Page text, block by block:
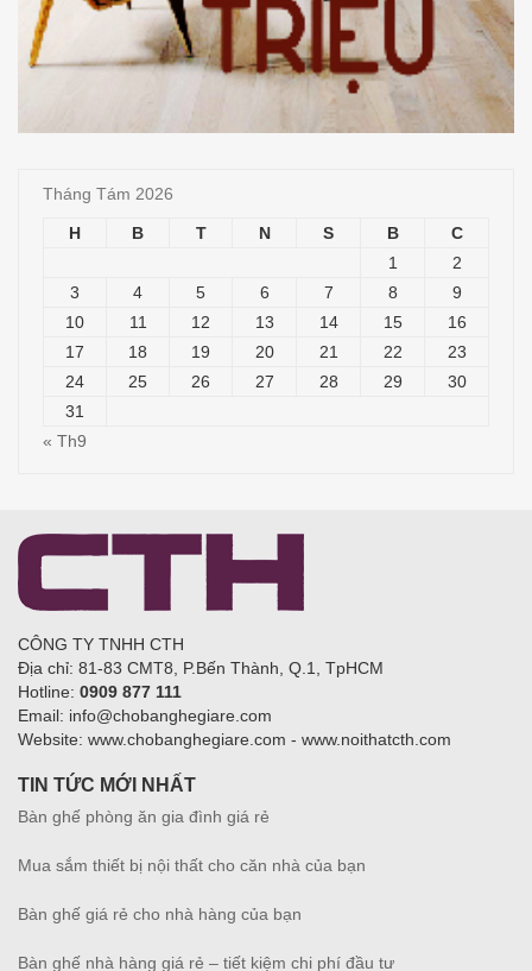
Tháng Tám 2026
H B T N S B
C
1
2
3
4 5 6 7 8
9
10
11 12 13 14 15
16
17
18 19 20 21 22
23
24
25 26 27 28 29
30
31
« Th9
CÔNG TY TNHH CTH
Địa chỉ: 81-83 CMT8, P.Bến Thành, Q.1, TpHCM
Hotline: 0909 877 111
Email: info@chobanghegiare.com
Website: www.chobanghegiare.com - www.noithatcth.com
TIN TỨC MỚI NHẤT
Bàn ghế phòng ăn gia đình giá rẻ
Mua sắm thiết bị nội thất cho căn nhà của bạn
Bàn ghế giá rẻ cho nhà hàng của bạn
Bàn ghế nhà hàng giá rẻ – tiết kiệm chi phí đầu tư